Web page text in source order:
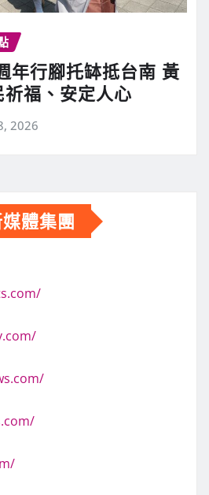
年行腳托缽抵台南 黃
福、安定人心
2026
體集團